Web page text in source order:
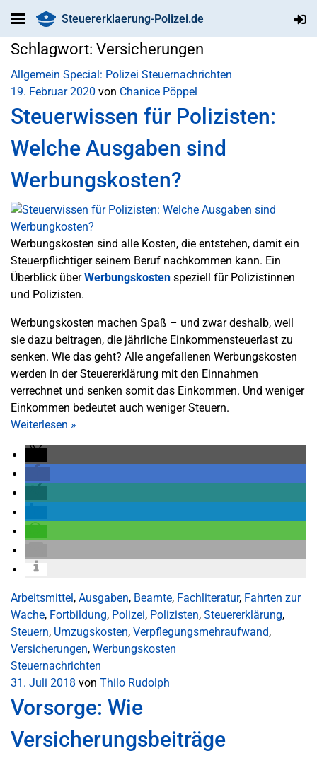
Steuererklaerung-Polizei.de
Schlagwort: Versicherungen
Allgemein Special: Polizei Steuernachrichten
19. Februar 2020 von Chanice Pöppel
Steuerwissen für Polizisten:
Welche Ausgaben sind
Werbungskosten?
Werbungskosten sind alle Kosten, die entstehen, damit ein
Steuerpflichtiger seinem Beruf nachkommen kann. Ein
Überblick überWerbungskosten speziell für Polizistinnen
und Polizisten.
Werbungskosten machen Spaß – und zwar deshalb, weil
sie dazu beitragen, die jährliche Einkommensteuerlast zu
senken. Wie das geht? Alle angefallenen Werbungskosten
werden in der Steuererklärung mit den Einnahmen
verrechnet und senken somit das Einkommen. Und weniger
Einkommen bedeutet auch weniger Steuern.
Weiterlesen »
Arbeitsmittel, Ausgaben, Beamte, Fachliteratur, Fahrten zur
Wache, Fortbildung, Polizei, Polizisten, Steuererklärung,
Steuern, Umzugskosten, Verpflegungsmehraufwand,
Versicherungen, Werbungskosten
Steuernachrichten
31. Juli 2018 von Thilo Rudolph
Vorsorge: Wie
Versicherungsbeiträge